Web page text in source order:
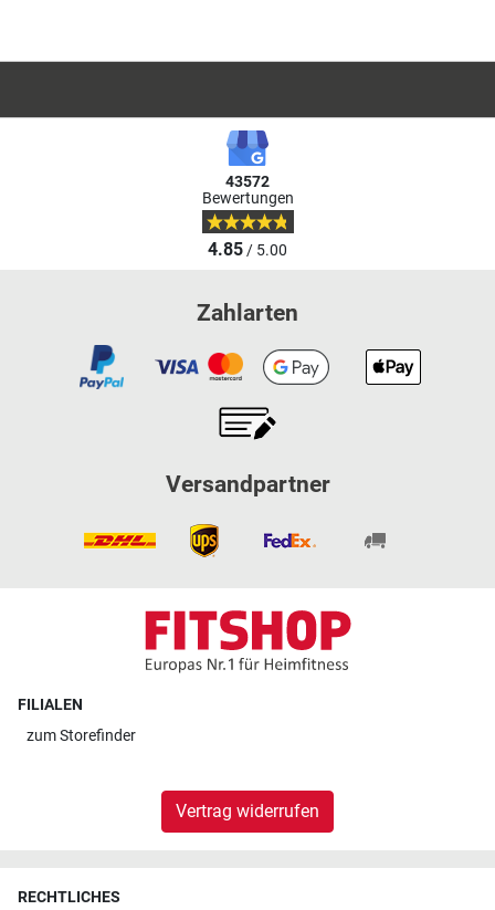
43572
Bewertungen
4.85/ 5.00
Zahlarten
Versandpartner
FILIALEN
zumStorefinder
Vertrag widerrufen
RECHTLICHES